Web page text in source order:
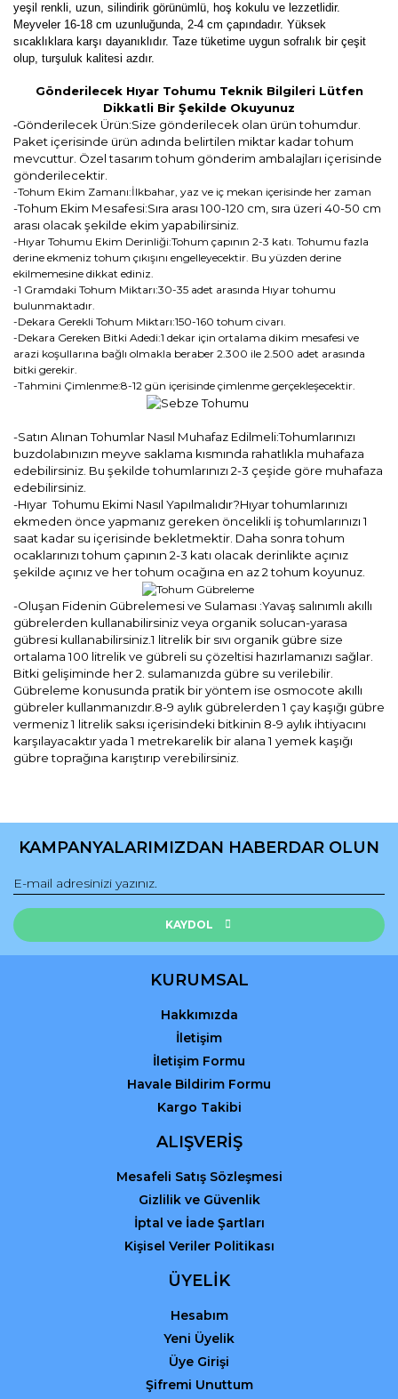
yeşil renkli, uzun, silindirik görünümlü, hoş kokulu ve lezzetlidir.
Meyveler 16-18 cm uzunluğunda, 2-4 cm çapındadır. Yüksek
sıcaklıklara karşı dayanıklıdır. Taze tüketime uygun sofralık bir çeşit
olup, turşuluk kalitesi azdır.
Gönderilecek Hıyar Tohumu Teknik Bilgileri Lütfen
Dikkatli Bir Şekilde Okuyunuz
-Gönderilecek Ürün:Size gönderilecek olan ürün tohumdur.
Paket içerisinde ürün adında belirtilen miktar kadar tohum
mevcuttur. Özel tasarım tohum gönderim ambalajları içerisinde
gönderilecektir.
-Tohum Ekim Zamanı:İlkbahar, yaz ve iç mekan içerisinde her zaman
-Tohum Ekim Mesafesi:Sıra arası 100-120 cm, sıra üzeri 40-50 cm
arası olacak şekilde ekim yapabilirsiniz.
-Hıyar Tohumu Ekim Derinliği:Tohum çapının 2-3 katı. Tohumu fazla
derine ekmeniz tohum çıkışını engelleyecektir. Bu yüzden derine
ekilmemesine dikkat ediniz.
-1 Gramdaki Tohum Miktarı:30-35 adet arasında Hıyar tohumu
bulunmaktadır.
-Dekara Gerekli Tohum Miktarı:150-160 tohum civarı.
-Dekara Gereken Bitki Adedi:1 dekar için ortalama dikim mesafesi ve
arazi koşullarına bağlı olmakla beraber 2.300 ile 2.500 adet arasında
bitki gerekir.
-Tahmini Çimlenme:8-12 gün içerisinde çimlenme gerçekleşecektir.
-Satın Alınan Tohumlar Nasıl Muhafaz Edilmeli:Tohumlarınızı
buzdolabınızın meyve saklama kısmında rahatlıkla muhafaza
edebilirsiniz. Bu şekilde tohumlarınızı 2-3 çeşide göre muhafaza
edebilirsiniz.
-Hıyar Tohumu Ekimi Nasıl Yapılmalıdır?Hıyar tohumlarınızı
ekmeden önce yapmanız gereken öncelikli iş tohumlarınızı 1
saat kadar su içerisinde bekletmektir. Daha sonra tohum
ocaklarınızı tohum çapının 2-3 katı olacak derinlikte açınız
şekilde açınız ve her tohum ocağına en az 2 tohum koyunuz.
-Oluşan Fidenin Gübrelemesi ve Sulaması :Yavaş salınımlı akıllı
gübrelerden kullanabilirsiniz veya organik solucan-yarasa
gübresi kullanabilirsiniz.1 litrelik bir sıvı organik gübre size
ortalama 100 litrelik ve gübreli su çözeltisi hazırlamanızı sağlar.
Bitki gelişiminde her 2. sulamanızda gübre su verilebilir.
Gübreleme konusunda pratik bir yöntem ise osmocote akıllı
gübreler kullanmanızdır.8-9 aylık gübrelerden 1 çay kaşığı gübre
vermeniz 1 litrelik saksı içerisindeki bitkinin 8-9 aylık ihtiyacını
karşılayacaktır yada 1 metrekarelik bir alana 1 yemek kaşığı
gübre toprağına karıştırıp verebilirsiniz.
konularda yetersiz gördüğünüz noktaları öneri formunu
Görüş ve önerileriniz için teşekkür ederiz.
Ürün resmi kalitesiz, bozuk veya görüntülenemiyor.
Ürün açıklamasında eksik bilgiler bulunuyor.
Ürün fiyatı diğer sitelerden daha pahalı.
Gönder
KAMPANYALARIMIZDAN HABERDAR OLUN
KAYDOL
KURUMSAL
Hakkımızda
İletişim
İletişim Formu
Havale Bildirim Formu
Kargo Takibi
ALIŞVERİŞ
Mesafeli Satış Sözleşmesi
Gizlilik ve Güvenlik
İptal ve İade Şartları
Kişisel Veriler Politikası
ÜYELİK
Hesabım
Yeni Üyelik
Üye Girişi
Şifremi Unuttum